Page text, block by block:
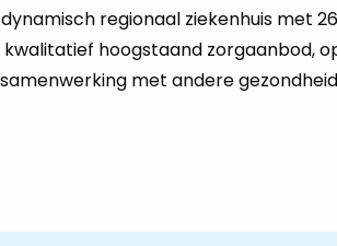
regionaal ziekenhuis met
hoogstaand zorgaanbod,
met andere